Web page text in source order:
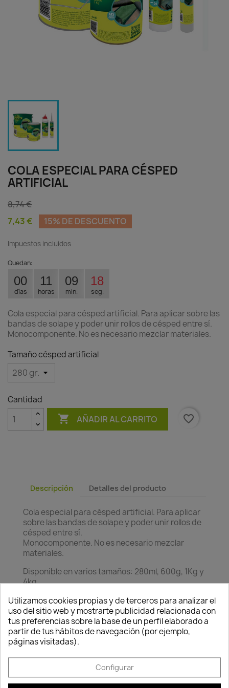
COLA ESPECIAL PARA CÉSPED
ARTIFICIAL
8,74 €
7,43 €
15% DE DESCUENTO
Impuestos incluidos
Quedan:
00
días
11
horas
09
min.
17
seg.
Cola especial para césped artificial. Para aplicar sobre las
bandas de solape y poder unir rollos de césped entre sí.
Monocomponente. No es necesario mezclar materiales.
Tamaño césped artificial
Cantidad
 AÑADIR AL CARRITO favorite_border
Descripción Detalles del producto
Cola especial para césped artificial. Para aplicar
sobre las bandas de solape y poder unir rollos de
césped entre sí.
Monocomponente. No es necesario mezclar
materiales.
Disponible en varios tamaños: 280ml, 600g, 1Kg y
4kg
Política de
Nuestros pagos
Política de
entrega
Envío peninsular,
Política de
Tienes 24 horas
Utilizamos cookies propias y de terceros para analizar el
uso del sitio web y mostrarte publicidad relacionada con
tus preferencias sobre la base de un perfil elaborado a
partir de tus hábitos de navegación (por ejemplo,
páginas visitadas).
Configurar Consentimiento de cookies